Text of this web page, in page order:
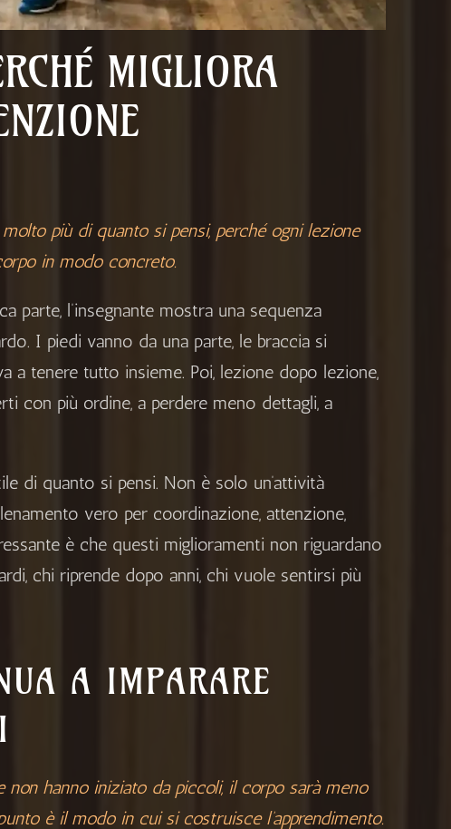
MIGLIORA
più di quanto si pensi, perché ogni lezione
in modo concreto.
parte, l’insegnante mostra una sequenza
I piedi vanno da una parte, le braccia si
tenere tutto insieme. Poi, lezione dopo lezione,
con più ordine, a perdere meno dettagli, a
di quanto si pensi. Non è solo un’attività
vero per coordinazione, attenzione,
è che questi miglioramenti non riguardano
chi riprende dopo anni, chi vuole sentirsi più
A IMPARARE
hanno iniziato da piccoli, il corpo sarà meno
è il modo in cui si costruisce l’apprendimento.